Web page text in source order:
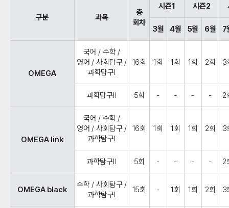
구분 과목
총
회차
시즌1 시즌2
3월 4월 5월 6월 7
OMEGA
국어 / 수학 /
영어 / 사회탐구 /
과학탐구Ⅰ
16회 1회 1회 1회 2회 3
과학탐구Ⅱ 5회 - - - - 2
OMEGA link
국어 / 수학 /
영어 / 사회탐구 /
과학탐구Ⅰ
16회 1회 1회 1회 2회 3
과학탐구Ⅱ 5회 - - - - 2
OMEGA black
수학 / 사회탐구 /
과학탐구Ⅰ
15회 - 1회 1회 2회 3